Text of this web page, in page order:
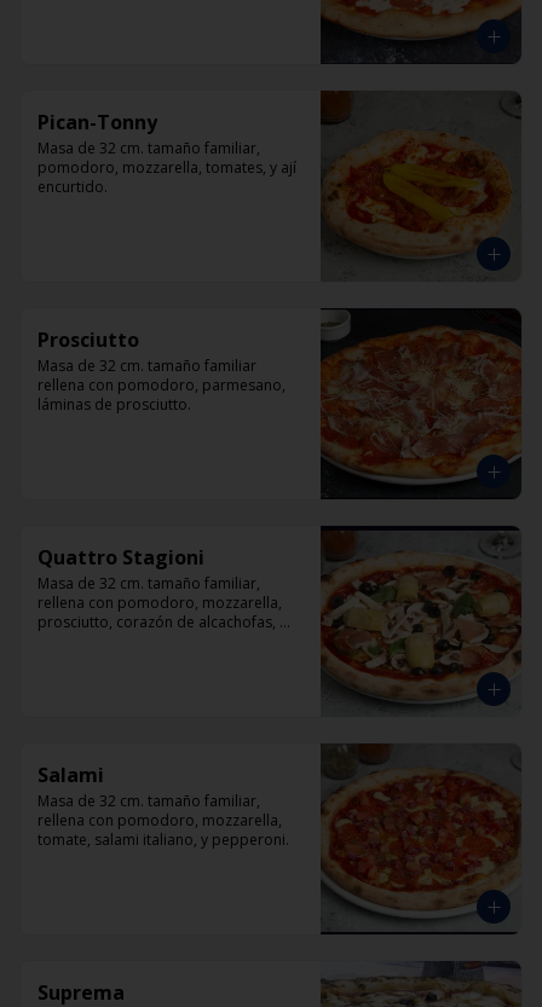
Pican-Tonny
Masa de 32 cm. tamaño familiar,
pomodoro, mozzarella, tomates, y ají
encurtido.
Prosciutto
Masa de 32 cm. tamaño familiar
rellena con pomodoro, parmesano,
láminas de prosciutto.
Quattro Stagioni
Masa de 32 cm. tamaño familiar,
rellena con pomodoro, mozzarella,
prosciutto, corazón de alcachofas,
Salami
Masa de 32 cm. tamaño familiar,
rellena con pomodoro, mozzarella,
tomate, salami italiano, y pepperoni.
Suprema